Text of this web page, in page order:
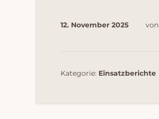
12. November 2025 von
Kategorie: Einsatzberichte